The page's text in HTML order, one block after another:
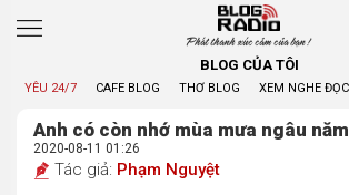
Phát thanh xúc cảm của bạn !
BLOG CỦA TÔI
YÊU 24/7 CAFE BLOG THƠ BLOG XEM NGHE ĐỌC
Anh có còn nhớ mùa mưa ngâu
2020-08-11 01:26
Tác giả: Phạm Nguyệt